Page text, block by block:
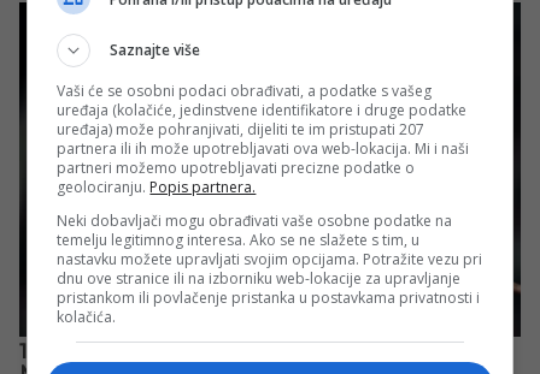
Saznajte više
Vaši će se osobni podaci obrađivati, a podatke s vašeg
uređaja (kolačiće, jedinstvene identifikatore i druge podatke
uređaja) može pohranjivati, dijeliti te im pristupati 207
partnera ili ih može upotrebljavati ova web-lokacija. Mi i naši
partneri možemo upotrebljavati precizne podatke o
geolociranju. Popis partnera.
Neki dobavljači mogu obrađivati vaše osobne podatke na
temelju legitimnog interesa. Ako se ne slažete s tim, u
nastavku možete upravljati svojim opcijama. Potražite vezu pri
dnu ove stranice ili na izborniku web-lokacije za upravljanje
pristankom ili povlačenje pristanka u postavkama privatnosti i
kolačića.